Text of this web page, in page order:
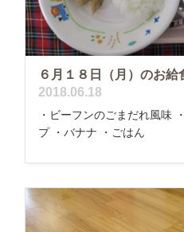
６月１８日（月）のお給
2018.06.18
・ビーフンのごまだれ風味
プ ・バナナ ・ごはん